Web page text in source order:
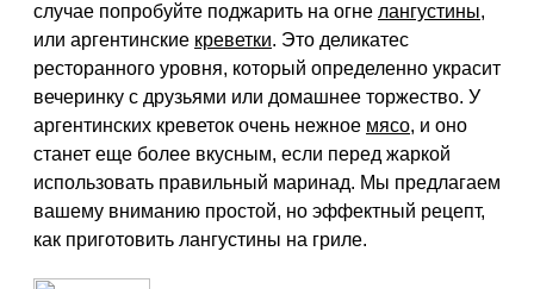
случае попробуйте поджарить на огне лангустины,
или аргентинские креветки. Это деликатес
ресторанного уровня, который определенно украсит
вечеринку с друзьями или домашнее торжество. У
аргентинских креветок очень нежное мясо, и оно
станет еще более вкусным, если перед жаркой
использовать правильный маринад. Мы предлагаем
вашему вниманию простой, но эффектный рецепт,
как приготовить лангустины на гриле.